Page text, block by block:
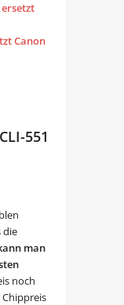
Canon
551
die
man
noch